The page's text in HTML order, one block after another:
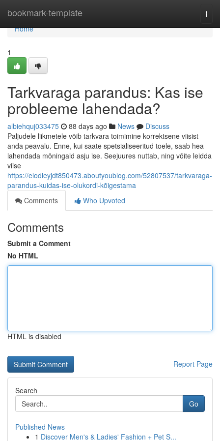
bookmark-template
Home
Home
1
Tarkvaraga parandus: Kas ise
probleeme lahendada?
albiehquj033475 88 days ago News
Discuss
Paljudele liikmetele võib tarkvara toimimine korrektsene viisist
anda peavalu. Enne, kui saate spetsialiseeritud toele, saab hea
lahendada mõningaid asju ise. Seejuures nuttab, ning võite leidda
viise
https://elodieyjdt850473.aboutyoublog.com/52807537/tarkvaraga-
parandus-kuidas-ise-olukordi-kõigestama
Comments
Who Upvoted
Comments
Submit a Comment
No HTML
HTML is disabled
Report Page
Search
Go
Published News
1 Discover Men's & Ladies' Fashion + Pet S...